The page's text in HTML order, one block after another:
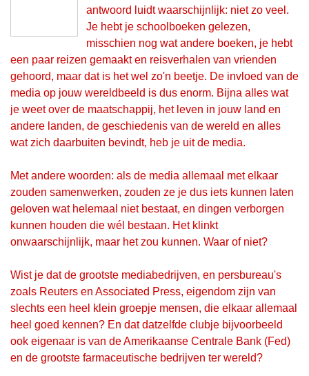
antwoord luidt waarschijnlijk: niet zo veel.
Je hebt je schoolboeken gelezen,
misschien nog wat andere boeken, je hebt
een paar reizen gemaakt en reisverhalen van vrienden
gehoord, maar dat is het wel zo'n beetje. De invloed van de
media op jouw wereldbeeld is dus enorm. Bijna alles wat
je weet over de maatschappij, het leven in jouw land en
andere landen, de geschiedenis van de wereld en alles
wat zich daarbuiten bevindt, heb je uit de media.
Met andere woorden: als de media allemaal met elkaar
zouden samenwerken, zouden ze je dus iets kunnen laten
geloven wat helemaal niet bestaat, en dingen verborgen
kunnen houden die wél bestaan. Het klinkt
onwaarschijnlijk, maar het zou kunnen. Waar of niet?
Wist je dat de grootste mediabedrijven, en persbureau's
zoals Reuters en Associated Press, eigendom zijn van
slechts een heel klein groepje mensen, die elkaar allemaal
heel goed kennen? En dat datzelfde clubje bijvoorbeeld
ook eigenaar is van de Amerikaanse Centrale Bank (Fed)
en de grootste farmaceutische bedrijven ter wereld?